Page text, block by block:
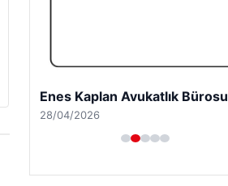
Enes Kaplan Avukatlık Bürosu
28/04/2026